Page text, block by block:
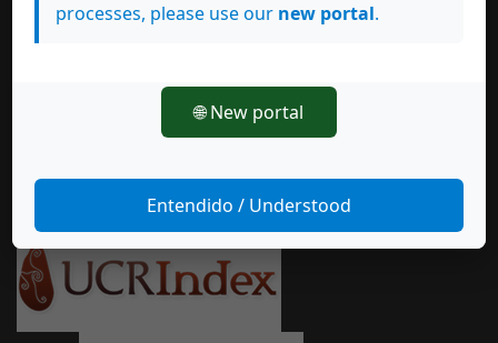
processes, please use our new portal.
🌐 New portal
Entendido / Understood